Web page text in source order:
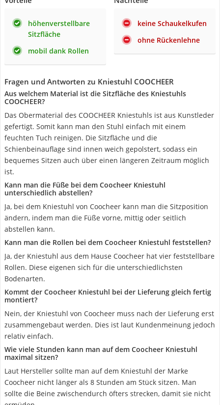
höhenverstellbare
Sitzfläche
mobil dank Rollen
keine Schaukelkufen
ohne Rückenlehne
Fragen und Antworten zu Kniestuhl COOCHEER
Aus welchem Material ist die Sitzfläche des Kniestuhls
COOCHEER?
Das Obermaterial des COOCHEER Kniestuhls ist aus Kunstleder
gefertigt. Somit kann man den Stuhl einfach mit einem
feuchten Tuch reinigen. Die Sitzfläche und die
Schienbeinauflage sind innen weich gepolstert, sodass ein
bequemes Sitzen auch über einen längeren Zeitraum möglich
ist.
Kann man die Füße bei dem Coocheer Kniestuhl
unterschiedlich abstellen?
Ja, bei dem Kniestuhl von Coocheer kann man die Sitzposition
ändern, indem man die Füße vorne, mittig oder seitlich
abstellen kann.
Kann man die Rollen bei dem Coocheer Kniestuhl feststellen?
Ja, der Kniestuhl aus dem Hause Coocheer hat vier feststellbare
Rollen. Diese eigenen sich für die unterschiedlichsten
Bodenarten.
Kommt der Coocheer Kniestuhl bei der Lieferung gleich fertig
montiert?
Nein, der Kniestuhl von Coocheer muss nach der Lieferung erst
zusammengebaut werden. Dies ist laut Kundenmeinung jedoch
relativ einfach.
Wie viele Stunden kann man auf dem Coocheer Kniestuhl
maximal sitzen?
Laut Hersteller sollte man auf dem Kniestuhl der Marke
Coocheer nicht länger als 8 Stunden am Stück sitzen. Man
sollte die Beine zwischendurch öfters strecken, damit sie nicht